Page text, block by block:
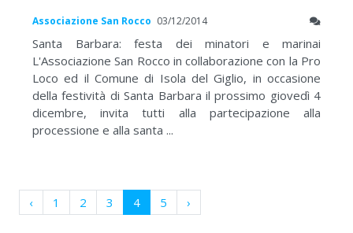
Associazione San Rocco 03/12/2014
Santa Barbara: festa dei minatori e marinai
L'Associazione San Rocco in collaborazione con la Pro
Loco ed il Comune di Isola del Giglio, in occasione
della festività di Santa Barbara il prossimo giovedì 4
dicembre, invita tutti alla partecipazione alla
processione e alla santa ...
‹ 1 2 3 4 5 ›